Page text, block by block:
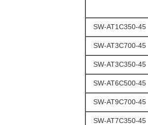
SW-AT1C350-45
SW-AT3C700-45
SW-AT3C350-45
SW-AT6C500-45
SW-AT9C700-45
SW-AT7C350-45